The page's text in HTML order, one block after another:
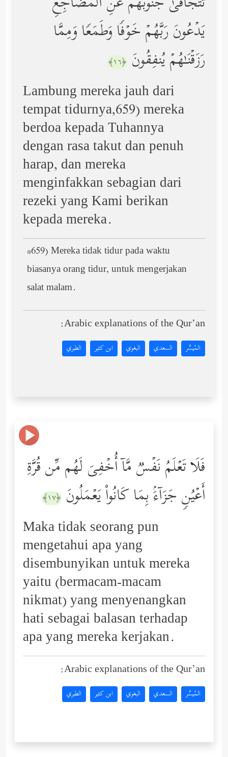
یَدۡعُونَ رَبَّهُمۡ خَوۡفࣰا وَطَمَعࣰا وَمِمَّا
رَزَقۡنَـٰهُمۡ یُنفِقُونَ ﴿١٦﴾
Lambung mereka jauh dari
tempat tidurnya,659) mereka
berdoa kepada Tuhannya
dengan rasa takut dan penuh
harap, dan mereka
menginfakkan sebagian dari
rezeki yang Kami berikan
kepada mereka.
*659) Mereka tidak tidur pada waktu
biasanya orang tidur, untuk mengerjakan
salat malam.
Arabic explanations of the Qur’an:
المُيسَّر السعدي البغوي ابن كثير الطبري
فَلَا تَعۡلَمُ نَفۡسࣱ مَّاۤ أُخۡفِیَ لَهُم مِّن قُرَّةِ
أَعۡیُنࣲ جَزَاۤءَۢ بِمَا كَانُواْ یَعۡمَلُونَ ﴿١٧﴾
Maka tidak seorang pun
mengetahui apa yang
disembunyikan untuk mereka
yaitu (bermacam-macam
nikmat) yang menyenangkan
hati sebagai balasan terhadap
apa yang mereka kerjakan.
Arabic explanations of the Qur’an:
المُيسَّر السعدي البغوي ابن كثير الطبري